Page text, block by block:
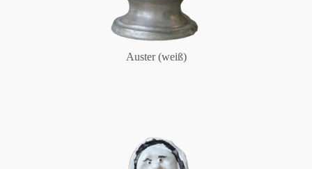
Auster (weiß)